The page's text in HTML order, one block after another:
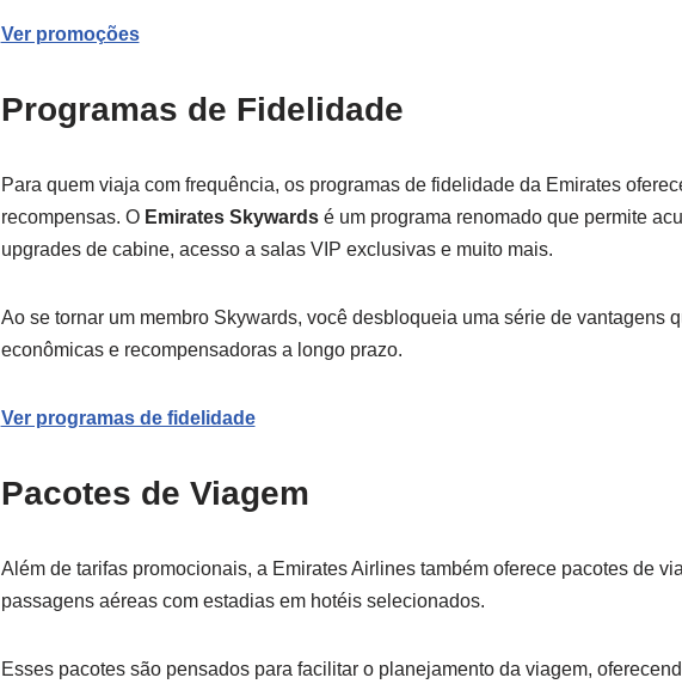
Ver promoções
Programas de Fidelidade
Para quem viaja com frequência, os programas de fidelidade da Emirates
recompensas. O Emirates Skywardsé um programa renomado que permite
upgrades de cabine, acesso a salas VIP exclusivas e muito mais.
Ao se tornar um membro Skywards, você desbloqueia uma série de vantagens
econômicas e recompensadoras a longo prazo.
Ver programas de fidelidade
Pacotes de Viagem
Além de tarifas promocionais, a Emirates Airlines também oferece pacotes de
passagens aéreas com estadias em hotéis selecionados.
Esses pacotes são pensados para facilitar o planejamento da viagem,